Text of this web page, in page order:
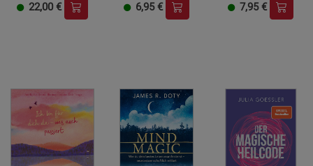
22,00 € 6,95 € 7,95 €
Notwendige Cookies (5)
Beschreibung Notwendige Cookies
Cookie-Informationenanzeigen